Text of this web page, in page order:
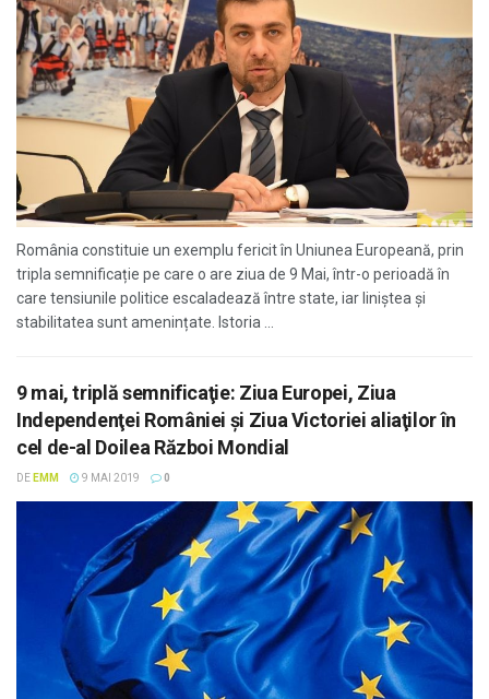
România constituie un exemplu fericit în Uniunea Europeană, prin
tripla semnificație pe care o are ziua de 9 Mai, într-o perioadă în
care tensiunile politice escaladează între state, iar liniștea și
stabilitatea sunt amenințate. Istoria ...
9 mai, triplă semnificaţie: Ziua Europei, Ziua
Independenţei României și Ziua Victoriei aliaţilor în
cel de-al Doilea Război Mondial
DE EMM 9 MAI 2019 0